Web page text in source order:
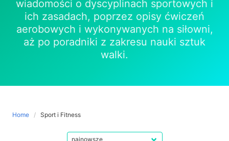
wiadomości o dyscyplinach sportowych i
ich zasadach, poprzez opisy ćwiczeń
aerobowych i wykonywanych na siłowni,
aż po poradniki z zakresu nauki sztuk
walki.
Home Sport i Fitness